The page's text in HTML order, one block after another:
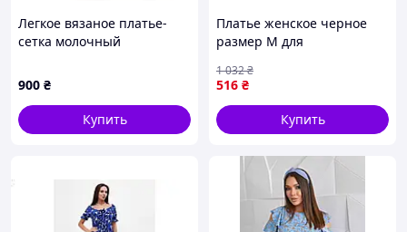
Легкое вязаное платье-
сетка молочный
900 ₴
Купить
Платье женское черное
размер M для
особых случаев ZARA
516 ₴
1 032₴
Купить